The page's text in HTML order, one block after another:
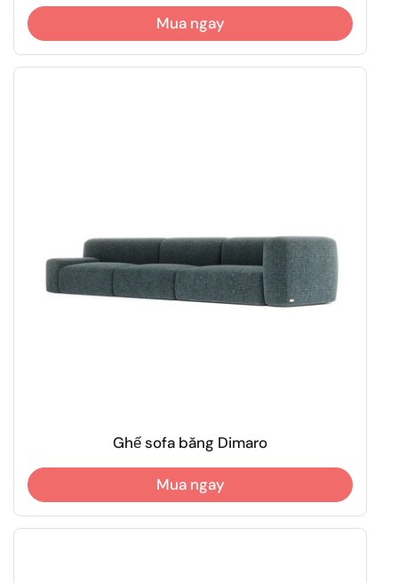
Mua ngay
Ghế sofa băng Dimaro
Mua ngay